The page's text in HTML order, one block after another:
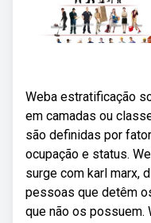
Weba estratificação
em camadas ou
são definidas por
ocupação e status.
surge com karl marx,
pessoas que detêm
que não os possuem.